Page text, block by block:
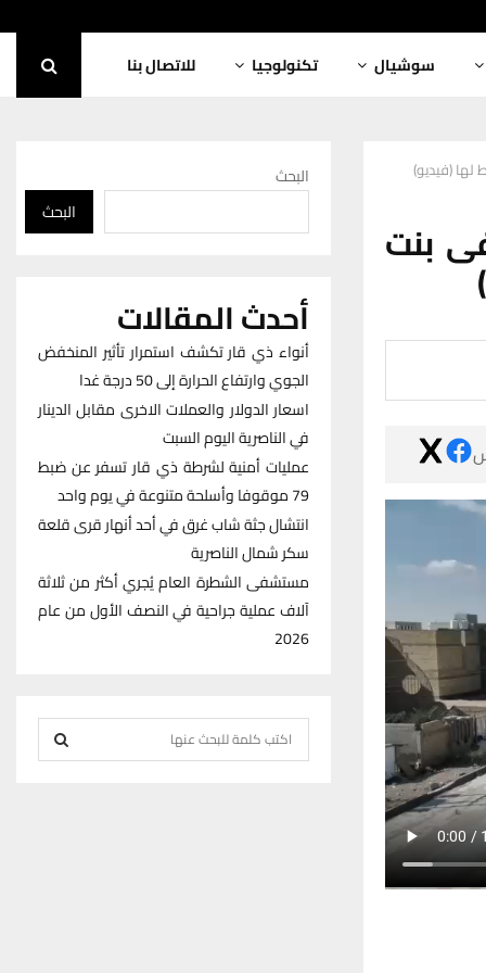
سوشيال تكنولوجيا للاتصال بنا
(فيديو)
بنت
البحث
البحث
أحدث المقالات
أنواء ذي قار تكشف استمرار تأثير المنخفض
الجوي وارتفاع الحرارة إلى 50 درجة غدا
اسعار الدولار والعملات الاخرى مقابل الدينار
في الناصرية اليوم السبت
عمليات أمنية لشرطة ذي قار تسفر عن ضبط
79 موقوفا وأسلحة متنوعة في يوم واحد
انتشال جثة شاب غرق في أحد أنهار قرى قلعة
سكر شمال الناصرية
مستشفى الشطرة العام يُجري أكثر من ثلاثة
آلاف عملية جراحية في النصف الأول من عام
2026
e